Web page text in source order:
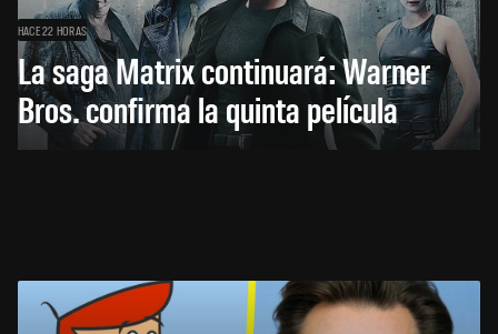
HACE 22 HORAS
La saga Matrix continuará: Warner
Bros. confirma la quinta película